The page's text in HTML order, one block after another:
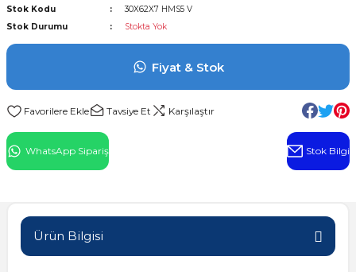
Rulman
Stok Kodu
30X62X7 HMS5 V
Stok Durumu
Stokta Yok
Fiyat & Stok
Tavsiye Et Karşılaştır
WhatsApp Sipariş Stok Bilgi
Ürün Bilgisi